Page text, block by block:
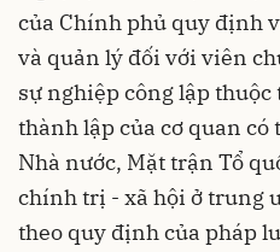
của Chính phủ quy định
và quản lý đối với viên
sự nghiệp công lập
thành lập của cơ quan
Nhà nước, Mặt trận Tổ
chính trị - xã hội ở trung
theo quy định của pháp